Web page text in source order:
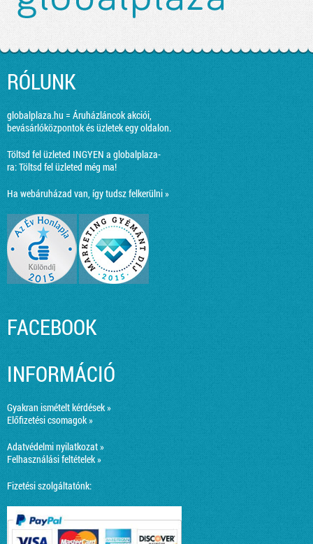
RÓLUNK
globalplaza.hu = Áruházláncok akciói,
bevásárlóközpontok és üzletek egy oldalon.
Töltsd fel üzleted INGYEN a globalplaza-
ra:Töltsd fel üzleted még ma!
Ha webáruházad van, így tudsz felkerülni »
FACEBOOK
INFORMÁCIÓ
Gyakran ismételt kérdések »
Előfizetési csomagok »
Adatvédelmi nyilatkozat »
Felhasználási feltételek »
Fizetési szolgáltatónk: